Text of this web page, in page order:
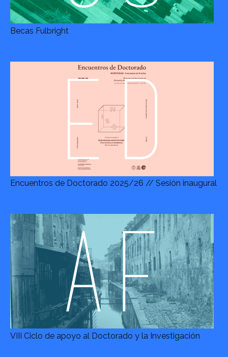
Becas Fulbright
Encuentros de Doctorado 2025/26 // Sesión inaugural
VIII Ciclo de apoyo al Doctorado y la Investigación